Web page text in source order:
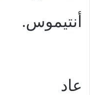
أنتيموس.
عاد